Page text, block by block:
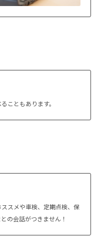
こともあります。
スメや車検、定期点検、保
の会話がつきません！